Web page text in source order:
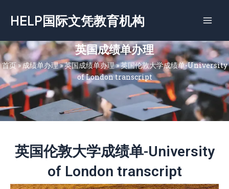
容
HELP国际文凭教育机构
英国成绩单办理
首页»成绩单办理»英国成绩单办理»英国伦敦大学成绩单-University
of London transcript
英国伦敦大学成绩单-University
of London transcript